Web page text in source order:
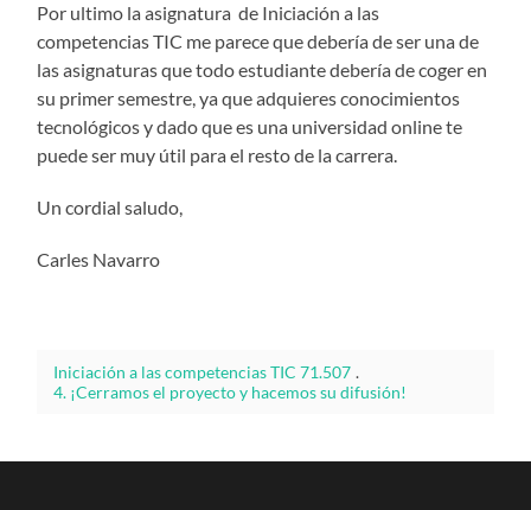
Por ultimo la asignatura de Iniciación a las
competencias TIC me parece que debería de ser una de
las asignaturas que todo estudiante debería de coger en
su primer semestre, ya que adquieres conocimientos
tecnológicos y dado que es una universidad online te
puede ser muy útil para el resto de la carrera.
Un cordial saludo,
Carles Navarro
Iniciación a las competencias TIC 71.507 .
4. ¡Cerramos el proyecto y hacemos su difusión!